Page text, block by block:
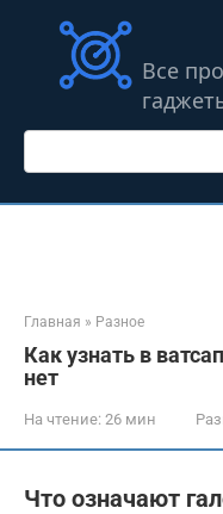
контенту
Все
Поиск:
Главная » Разное
Как узнать в
нет
На чтение: 26 мин
Что означают